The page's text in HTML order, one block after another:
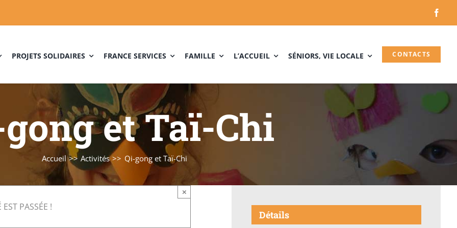
PROJETS SOLIDAIRES FRANCE SERVICES FAMILLE L’ACCUEIL SÉNIORS, VIE LOCALE CONTACTS
et Taï-Chi
Accueil Activités Qi-gong et Taï-Chi
EST PASSÉE !
×
Détails